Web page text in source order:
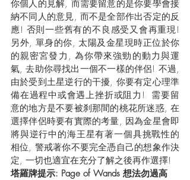
你個人的見解, 而需要留意的是你要學會接
納不同人的意見, 而不是全部作出否定的反
應! 否則一些舊有的不良感受又會再重現!
另外, 單身的你, 太陽及金星現時正位於你
的親密宮發力, 為你帶來強勁的動力與運
氣, 去助你尋找出一個不一樣的伴侶! 不過,
由於受到土星逆行的干擾, 你要有定心理準
備在過程中或會遇上挫折或阻力!  需要留
意的地方是不要被刹那間的桃花所迷惑, 在
選擇伴侶時要有實際的考量, 因為金星會即
將與逆行中的海王星有著一個具挑戰性的
相位, 警戒著你不要完全憑自己的想象作決
定, 一切也適宜在充分了解之後再作選擇!
塔羅牌提示: Page of Wands 想法勿過高